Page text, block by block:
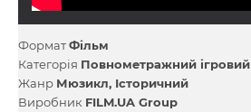
ФорматФільм
Категорія Повнометражний ігровий
Жанр Мюзикл Історичний
Виробник FILM.UA Group